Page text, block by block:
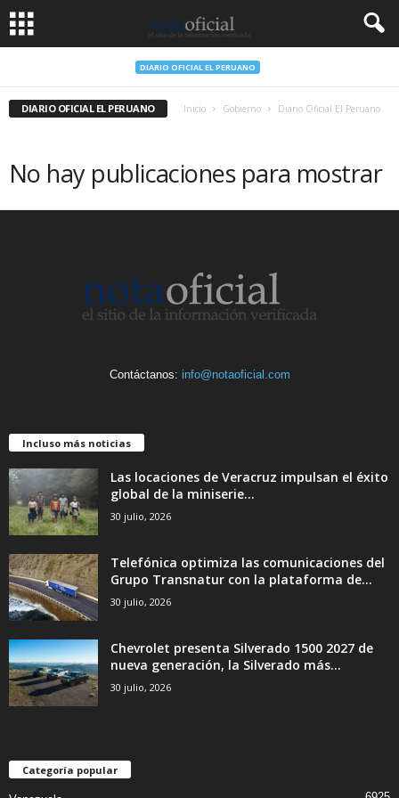
DIARIO OFICIAL EL PERUANO
DIARIO OFICIAL EL PERUANO Inicio Gobierno Diario Oficial El Peruano
No hay publicaciones para mostrar
Contáctanos: info@notaoficial.com
Incluso más noticias
Las locaciones de Veracruz impulsan el éxito
global de la miniserie...
30 julio, 2026
Telefónica optimiza las comunicaciones del
Grupo Transnatur con la plataforma de...
30 julio, 2026
Chevrolet presenta Silverado 1500 2027 de
nueva generación, la Silverado más...
30 julio, 2026
Categoría popular